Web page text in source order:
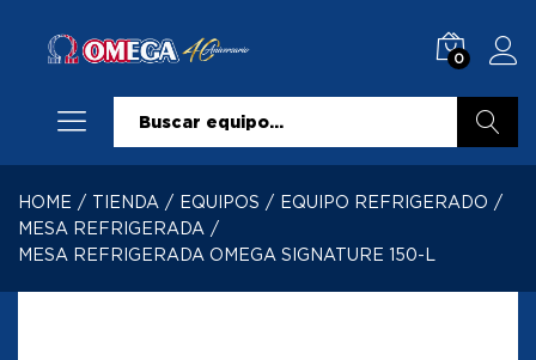
0
HOME / TIENDA / EQUIPOS / EQUIPO REFRIGERADO /
MESA REFRIGERADA /
MESA REFRIGERADA OMEGA SIGNATURE 150-L